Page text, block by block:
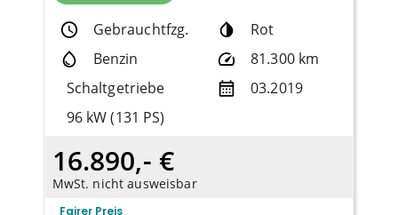
Gebrauchtfzg.
Rot
Benzin
81.300 km
Schaltgetriebe
03.2019
96 kW (131 PS)
16.890,- €
MwSt. nicht ausweisbar
Fairer Preis